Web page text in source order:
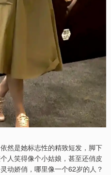
然是她标志性的精致短发，脚下
人笑得像个小姑娘，甚至还俏皮
动娇俏，哪里像一个62岁的人？